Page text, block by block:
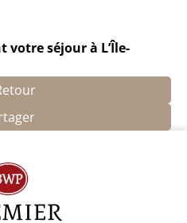
votre séjour à L’Île-